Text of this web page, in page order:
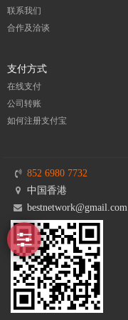
联系我们
合作及洽谈
支付方式
在线支付
公司转账
如何注册支付宝
852 6980 7732
中国香港
bestnetwork@gmail.com